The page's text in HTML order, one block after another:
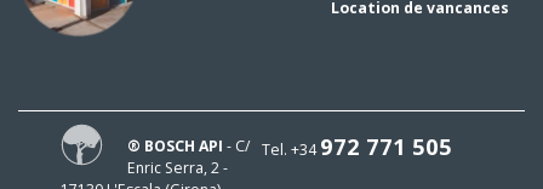
Location de vancances
Tel. +34972 771 505
® BOSCH API - C/
Enric Serra, 2 -